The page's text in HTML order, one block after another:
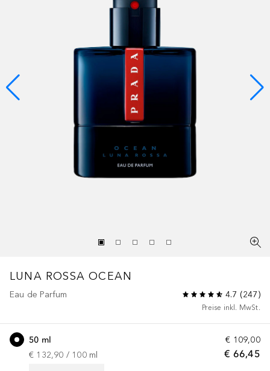
LUNA ROSSA OCEAN
Eau de Parfum 4.7 (247)
Preise inkl. MwSt.
€ 109,00
€ 66,45
50 ml
€ 132,90 / 100 ml